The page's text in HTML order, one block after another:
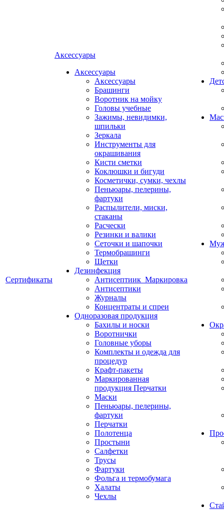
Сертификаты
Аксессуары
Аксессуары
Аксессуары
Брашинги
Воротник на мойку
Головы учебные
Зажимы, невидимки,
шпильки
Зеркала
Инструменты для
окрашивания
Кисти сметки
Коклюшки и бигуди
Косметички, сумки, чехлы
Пеньюары, пелерины,
фартуки
Распылители, миски,
стаканы
Расчески
Резинки и валики
Сеточки и шапочки
Термобрашинги
Щетки
Дезинфекция
Антисептиик_Маркировка
Антисептики
Журналы
Концентраты и спреи
Одноразовая продукция
Бахилы и носки
Воротнички
Головные уборы
Комплекты и одежда для
процедур
Крафт-пакеты
Маркированная
продукция Перчатки
Маски
Пеньюары, пелерины,
фартуки
Перчатки
Полотенца
Простыни
Салфетки
Трусы
Фартуки
Фольга и термобумага
Халаты
Чехлы